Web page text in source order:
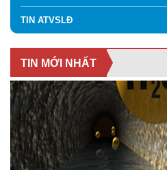
TIN ATVSLĐ
TIN MỚI NHẤT